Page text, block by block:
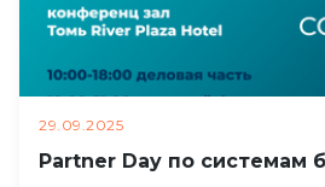
29.09.2025
Partner Day по системам